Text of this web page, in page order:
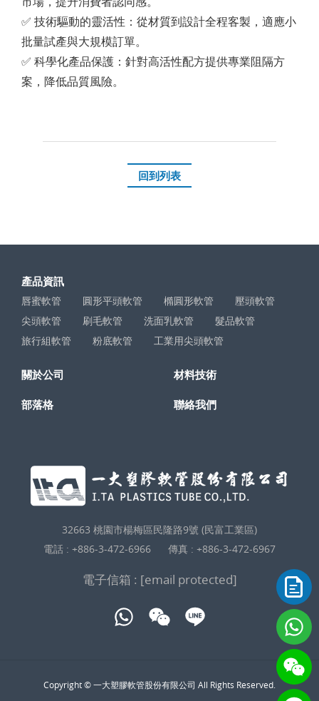
✅ 技術驅動的靈活性：從材質到設計全程客製，適應小
批量試產與大規模訂單。
✅ 科學化產品保護：針對高活性配方提供專業阻隔方
案，降低品質風險。
回到列表
產品資訊
唇蜜軟管 圓形平頭軟管 橢圓形軟管
壓頭軟管
尖頭軟管
刷毛軟管 洗面乳軟管
髮品軟管
旅行組軟管
粉底軟管 工業用尖頭軟管
關於公司 材料技術
部落格 聯絡我們
32663 桃園市楊梅區民隆路9號 (民富工業區)
電話 : +886-3-472-6966 傳真 : +886-3-472-6967
電子信箱 : [email protected]
Copyright © 一大塑膠軟管股份有限公司 All Rights Reserved.